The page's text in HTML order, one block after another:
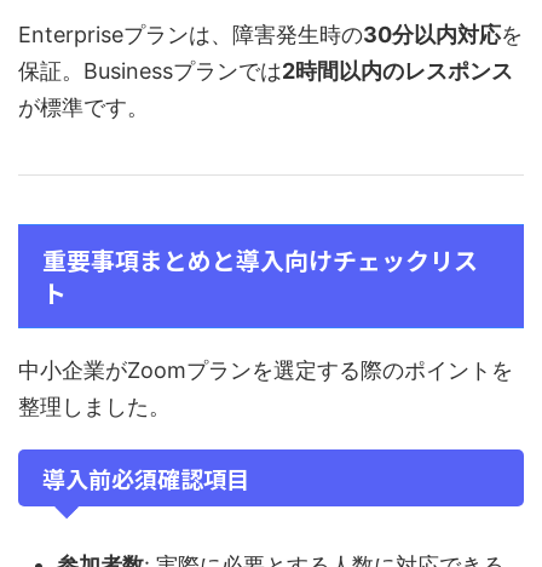
Enterpriseプランは、障害発生時の30分以内対応を
保証。Businessプランでは2時間以内のレスポンス
が標準です。
重要事項まとめと導入向けチェックリス
ト
中小企業がZoomプランを選定する際のポイントを
整理しました。
導入前必須確認項目